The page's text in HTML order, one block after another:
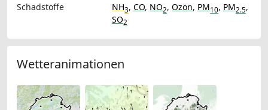
Schadstoffe
NH3, CO, NO2, Ozon, PM10, PM2.5,
SO2
Wetteranimationen